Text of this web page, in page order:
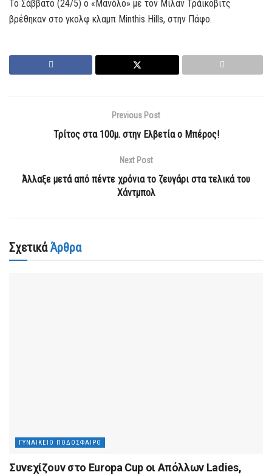
Το Σάββατο (24/5) ο «Μανόλο» με τον Μίλαν Τράικοβιτς
βρέθηκαν στο γκολφ κλαμπ Minthis Hills, στην Πάφο.
Previous Post
Τρίτος στα 100μ. στην Ελβετία ο Μπέρος!
Next Post
Άλλαξε μετά από πέντε χρόνια το ζευγάρι στα τελικά του
Χάντμπολ
ΣχετικάΆρθρα
ΓΥΝΑΙΚΕΊΟ ΠΟΔΌΣΦΑΙΡΟ
Συνεχίζουν στο Europa Cup οι Aπόλλων Ladies,